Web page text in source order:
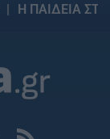
Η ΠΑΙΔΕΙΑ